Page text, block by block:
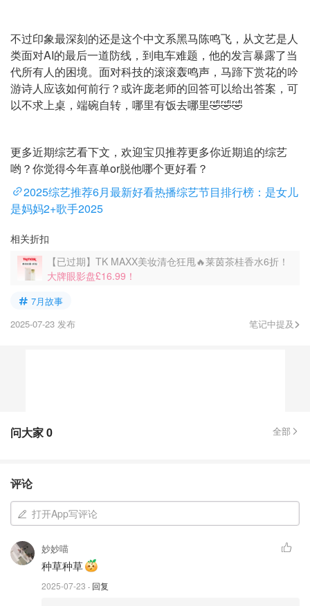
不过印象最深刻的还是这个中文系黑马陈鸣飞，从文艺是人
类面对AI的最后一道防线，到电车难题，他的发言暴露了当
代所有人的困境。面对科技的滚滚轰鸣声，马蹄下赏花的吟
游诗人应该如何前行？或许庞老师的回答可以给出答案，可
以不求上桌，端碗自转，哪里有饭去哪里🤣🤣🤣
更多近期综艺看下文，欢迎宝贝推荐更多你近期追的综艺
哟？你觉得今年喜单or脱他哪个更好看？
2025综艺推荐6月最新好看热播综艺节目排行榜：是女儿
是妈妈2+歌手2025
相关折扣
【已过期】TK MAXX美妆清仓狂甩🔥莱茵茶桂香水6折！
大牌眼影盘£16.99！
7月故事
2025-07-23 发布
笔记中提及
问大家0 全部
评论
打开App写评论
妙妙喵
种草种草
2025-07-23 · 回复